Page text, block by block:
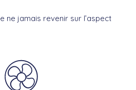
ne jamais revenir sur l’aspect